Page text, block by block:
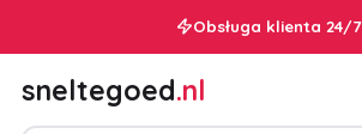
Obsługa klienta 24/7
sneltegoed.nl